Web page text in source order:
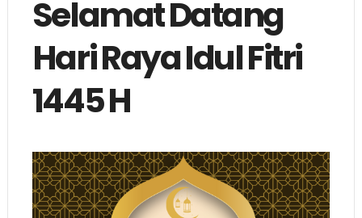
Selamat Datang
Hari Raya Idul Fitri
1445 H